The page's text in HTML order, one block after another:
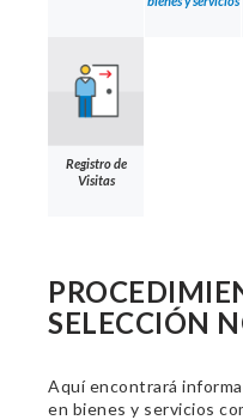
Registro de
Visitas
SELECCIÓN
Aquí encontrará
en bienes y servicios